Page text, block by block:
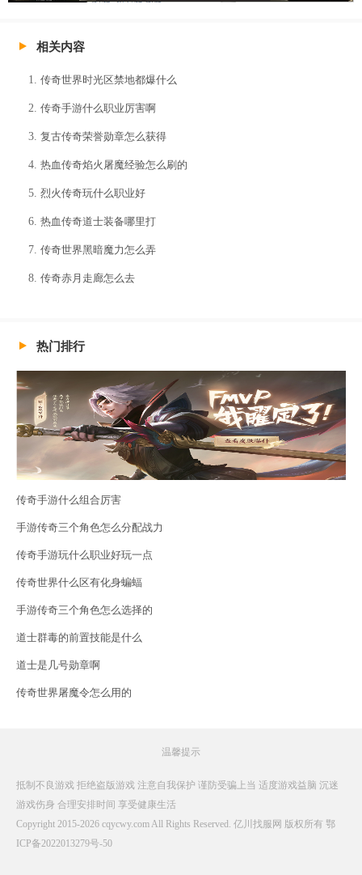
相关内容
传奇世界时光区禁地都爆什么
传奇手游什么职业厉害啊
复古传奇荣誉勋章怎么获得
热血传奇焰火屠魔经验怎么刷的
烈火传奇玩什么职业好
热血传奇道士装备哪里打
传奇世界黑暗魔力怎么弄
传奇赤月走廊怎么去
热门排行
传奇手游什么组合厉害
手游传奇三个角色怎么分配战力
传奇手游玩什么职业好玩一点
传奇世界什么区有化身蝙蝠
手游传奇三个角色怎么选择的
道士群毒的前置技能是什么
道士是几号勋章啊
传奇世界屠魔令怎么用的
温馨提示
抵制不良游戏 拒绝盗版游戏 注意自我保护 谨防受骗上当 适度游戏益脑 沉迷
游戏伤身 合理安排时间 享受健康生活
Copyright 2015-2026 cqycwy.com All Rights Reserved. 亿川找服网 版权所有 鄂
ICP备2022013279号-50